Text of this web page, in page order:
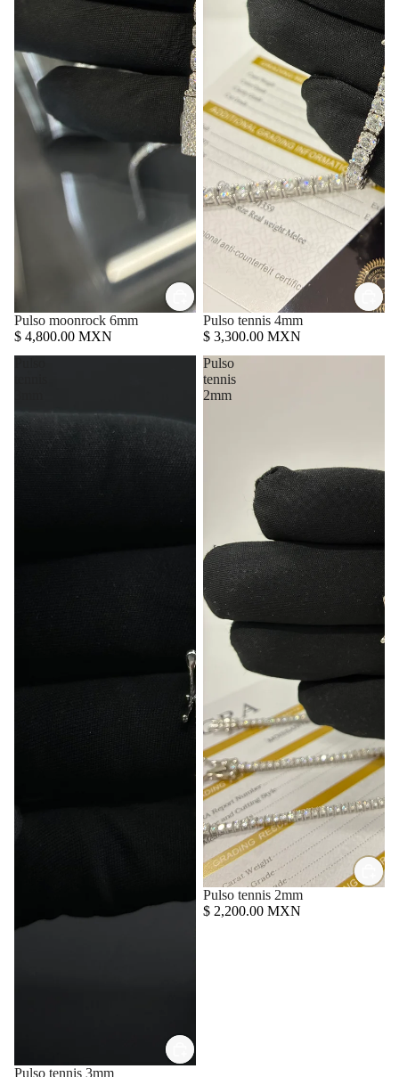
Pulso moonrock 6mm
$ 4,800.00 MXN
Pulso tennis 4mm
$ 3,300.00 MXN
Pulso tennis 3mm
Pulso
tennis
2mm
Pulso tennis 2mm
$ 2,200.00 MXN